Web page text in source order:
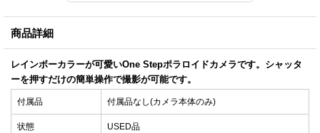
商品詳細
レインボーカラーが可愛いOne Stepポラロイドカメラです。シャッタ
ーを押すだけの簡単操作で撮影が可能です。
付属品 付属品なし(カメラ本体のみ)
状態
USED品